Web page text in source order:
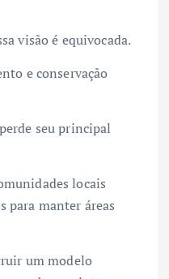
visão é equivocada.
e conservação
seu principal
locais
para manter áreas
um modelo